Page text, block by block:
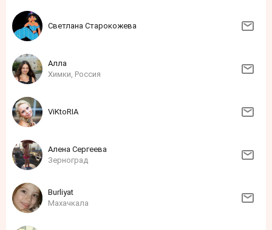
Светлана Старокожева
Алла
Химки, Россия
ViKtoRIA
Алена Сергеева
Зерноград
Burliyat
Махачкала